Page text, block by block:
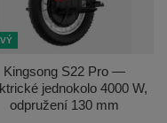
Kingsong S22 Pro —
jednokolo 4000 W,
odpružení 130 mm